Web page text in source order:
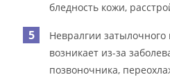
бледность кожи,
Невралгии затылочного
возникает из-за
позвоночника,